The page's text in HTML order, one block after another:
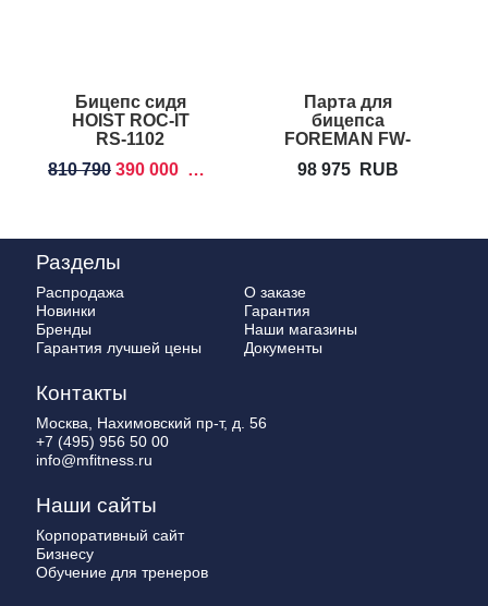
Бицепс сидя
HOIST ROC-IT
RS-1102
810 790 390 000 RUB
Парта для
бицепса
FOREMAN FW-
98 975 RUB
Разделы
Распродажа
Новинки
Бренды
Гарантия лучшей цены
О заказе
Гарантия
Наши магазины
Документы
Контакты
Москва, Нахимовский пр-т, д. 56
+7 (495) 956 50 00
info@mfitness.ru
Наши сайты
Корпоративный сайт
Бизнесу
Обучение для тренеров